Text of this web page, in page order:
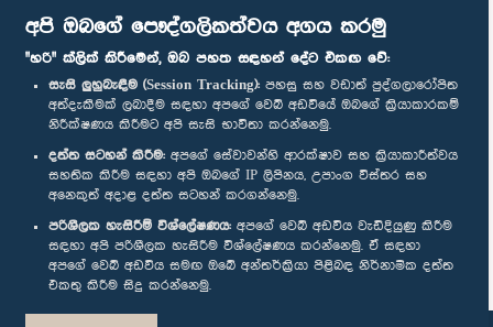
අපි ඔබගේ පෞද්ගලිකත්වය අගය කරමු
"හරි" ක්ලික් කිරීමෙන්, ඔබ පහත සඳහන් දේට එකඟ වේ:
සැසි ලුහුබැඳීම (Session Tracking): පහසු සහ වඩාත් පුද්ගලාරෝපිත
අත්දැකීමක් ලබාදීම සඳහා අපගේ වෙබ් අඩවියේ ඔබගේ ක්‍රියාකාරකම්
නිරීක්ෂණය කිරීමට අපි සැසි භාවිතා කරන්නෙමු.
දත්ත සටහන් කිරීම: අපගේ සේවාවන්හි ආරක්ෂාව සහ ක්‍රියාකාරීත්වය
සහතික කිරීම සඳහා අපි ඔබගේ IP ලිපිනය, උපාංග විස්තර සහ
අනෙකුත් අදාළ දත්ත සටහන් කරගන්නෙමු.
පරිශීලක හැසිරීම් විශ්ලේෂණය: අපගේ වෙබ් අඩවිය වැඩිදියුණු කිරීම
සඳහා අපි පරිශීලක හැසිරීම විශ්ලේෂණය කරන්නෙමු. ඒ සඳහා
අපගේ වෙබ් අඩවිය සමඟ ඔබේ අන්තර්ක්‍රියා පිළිබඳ නිර්නාමික දත්ත
එකතු කිරීම සිදු කරන්නෙමු.
පාර්ලිමේන්තු ජංගම යෙදුම
අප හා සම්බන්ධ වී සිටින්න :
සම්මාන
පෞද්ගලිකත්ව ප්‍රතිපත්තිය